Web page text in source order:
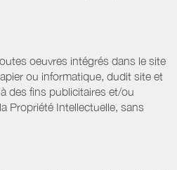
oeuvres intégrés dans le site
ou informatique, dudit site et
des fins publicitaires et/ou
Propriété Intellectuelle, sans